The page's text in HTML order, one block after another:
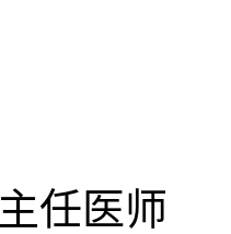
任医师